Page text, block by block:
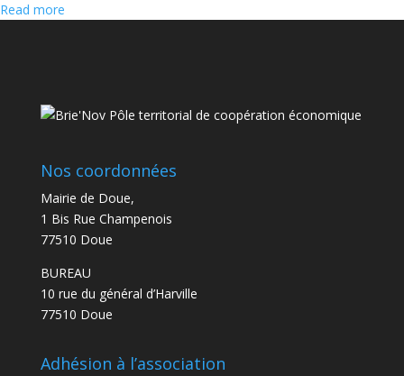
Read more
Nos coordonnées
Mairie de Doue,
1 Bis Rue Champenois
77510 Doue
BUREAU
10 rue du général d’Harville
77510 Doue
Adhésion à l’association